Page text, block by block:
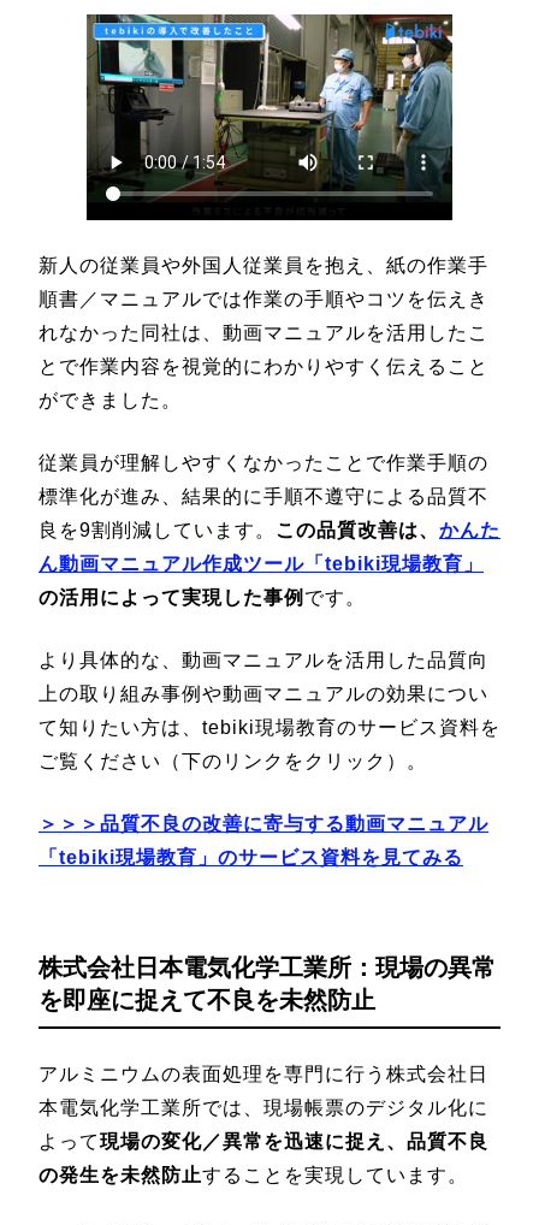
新人の従業員や外国人従業員を抱え、紙の作業手
順書／マニュアルでは作業の手順やコツを伝えき
れなかった同社は、動画マニュアルを活用したこ
とで作業内容を視覚的にわかりやすく伝えること
ができました。
従業員が理解しやすくなかったことで作業手順の
標準化が進み、結果的に手順不遵守による品質不
良を9割削減しています。 この品質改善は、 かんた
ん動画マニュアル作成ツール「tebiki現場教育」
の活用によって実現した事例 です。
より具体的な、動画マニュアルを活用した品質向
上の取り組み事例や動画マニュアルの効果につい
て知りたい方は、tebiki現場教育のサービス資料を
ご覧ください（下のリンクをクリック）。
＞＞＞品質不良の改善に寄与する動画マニュアル
「tebiki現場教育」のサービス資料を見てみる
株式会社日本電気化学工業所：現場の異常
を即座に捉えて不良を未然防止
アルミニウムの表面処理を専門に行う株式会社日
本電気化学工業所では、現場帳票のデジタル化に
よって現場の変化／異常を迅速に捉え、品質不良
の発生を未然防止することを実現しています。